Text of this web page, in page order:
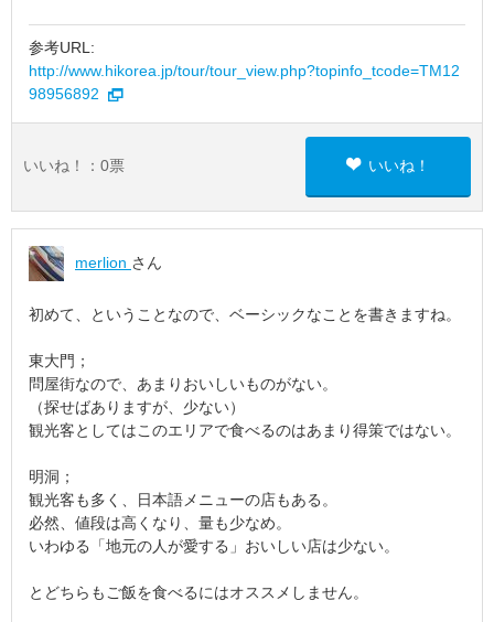
参考URL:
http://www.hikorea.jp/tour/tour_view.php?topinfo_tcode=TM12
98956892
いいね！： 0票 いいね！
merlion さん
初めて、ということなので、ベーシックなことを書きますね。
東大門；
問屋街なので、あまりおいしいものがない。
（探せばありますが、少ない）
観光客としてはこのエリアで食べるのはあまり得策ではない。
明洞；
観光客も多く、日本語メニューの店もある。
必然、値段は高くなり、量も少なめ。
いわゆる「地元の人が愛する」おいしい店は少ない。
とどちらもご飯を食べるにはオススメしません。